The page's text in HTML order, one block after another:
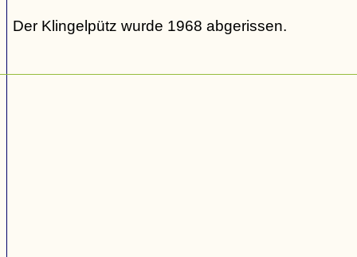
Der Klingelpütz wurde 1968 abgerissen.